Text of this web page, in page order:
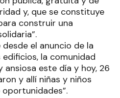
y, que se constituye
construir una
el anuncio de la
la comunidad
ansiosa este día y hoy, 26
y allí niñas y niños